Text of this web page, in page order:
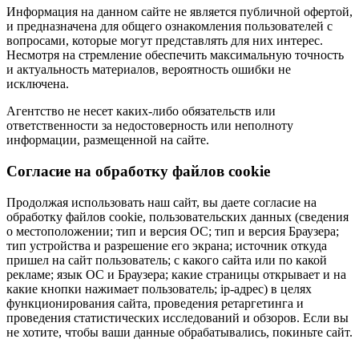
Информация на данном сайте не является публичной офертой,
и предназначена для общего ознакомления пользователей с
вопросами, которые могут представлять для них интерес.
Несмотря на стремление обеспечить максимальную точность
и актуальность материалов, вероятность ошибки не
исключена.
Агентство не несет каких-либо обязательств или
ответственности за недостоверность или неполноту
информации, размещенной на сайте.
Cогласие на обработку файлов cookie
Продолжая использовать наш сайт, вы даете согласие на
обработку файлов cookie, пользовательских данных (сведения
о местоположении; тип и версия ОС; тип и версия Браузера;
тип устройства и разрешение его экрана; источник откуда
пришел на сайт пользователь; с какого сайта или по какой
рекламе; язык ОС и Браузера; какие страницы открывает и на
какие кнопки нажимает пользователь; ip-адрес) в целях
функционирования сайта, проведения ретаргетинга и
проведения статистических исследований и обзоров. Если вы
не хотите, чтобы ваши данные обрабатывались, покиньте сайт.